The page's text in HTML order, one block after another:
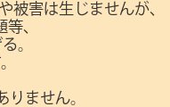
被害は生じませんが､
､
。
ません。